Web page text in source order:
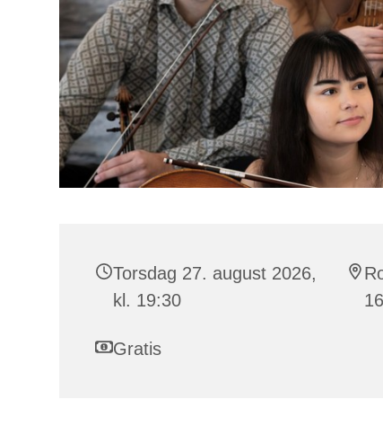
Torsdag 27. august 2026,
kl. 19:30
Gratis